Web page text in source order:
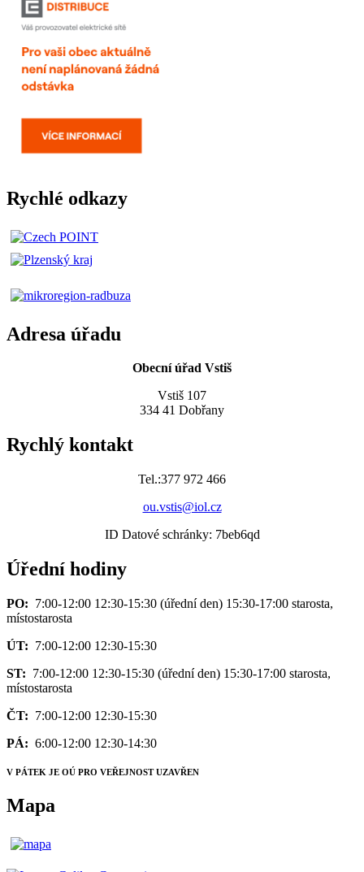
Rychlé odkazy
Adresa úřadu
Obecní úřad Vstiš
Vstiš 107
334 41 Dobřany
Rychlý kontakt
Tel.:377 972 466
ou.vstis@iol.cz
ID Datové schránky: 7beb6qd
Úřední hodiny
PO: 7:00-12:00 12:30-15:30 (úřední den) 15:30-17:00 starosta,
místostarosta
ÚT: 7:00-12:00 12:30-15:30
ST: 7:00-12:00 12:30-15:30 (úřední den) 15:30-17:00 starosta,
místostarosta
ČT: 7:00-12:00 12:30-15:30
PÁ: 6:00-12:00 12:30-14:30
V PÁTEK JE OÚ PRO VEŘEJNOST UZAVŘEN
Mapa